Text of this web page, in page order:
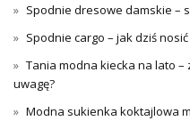
Spodnie dresowe damskie –
Spodnie cargo – jak dziś
Tania modna kiecka na lato
uwagę?
Modna sukienka koktajlowa